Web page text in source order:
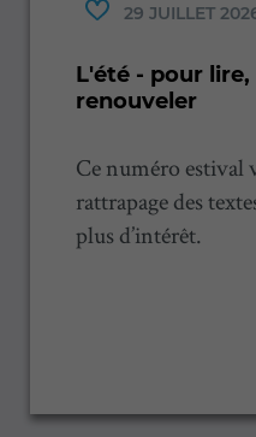
29 JUILLET
L'été - pour
renouveler
Ce numéro estival
rattrapage des
plus d’intérêt.